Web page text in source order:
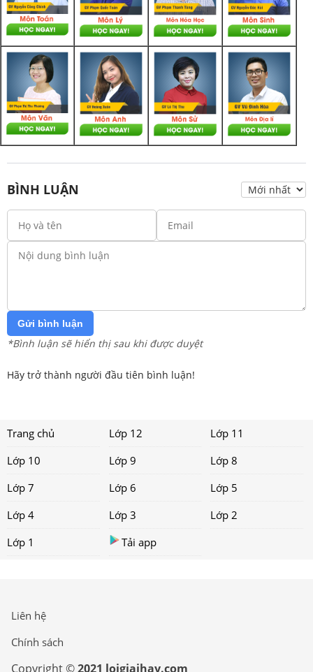
BÌNH LUẬN
Gửi bình luận
*Bình luận sẽ hiển thị sau khi được duyệt
Hãy trở thành người đầu tiên bình luận!
Trang chủ Lớp 12
Lớp 11
Lớp 10
Lớp 9
Lớp 8
Lớp 7
Lớp 6
Lớp 5
Lớp 4
Lớp 3
Lớp 2
Lớp 1
Tải app
Liên hệ
Chính sách
Copyright ©2021 loigiaihay.com